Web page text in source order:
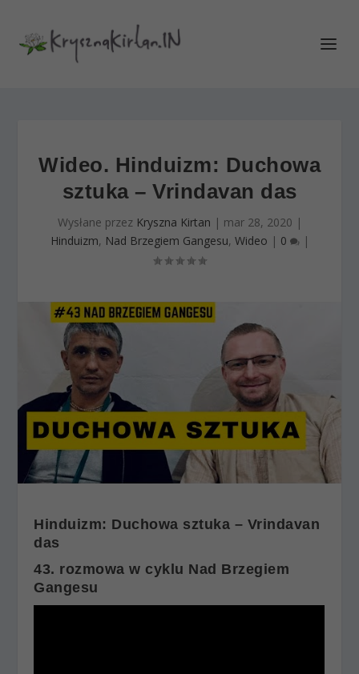
Wideo. Hinduizm: Duchowa
sztuka – Vrindavan das
Wysłane przez Kryszna Kirtan | mar 28, 2020 |
Hinduizm, Nad Brzegiem Gangesu, Wideo | 0 |
Hinduizm: Duchowa sztuka – Vrindavan
das
43. rozmowa w cyklu Nad Brzegiem
Gangesu